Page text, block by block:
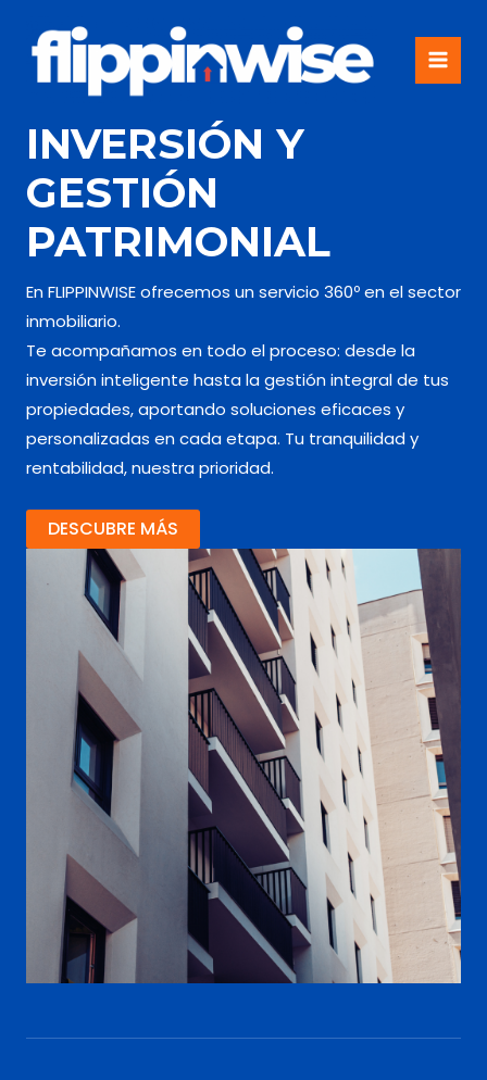
MAIN
INVERSIÓN Y
GESTIÓN
PATRIMONIAL
En FLIPPINWISE ofrecemos un servicio 360º en el sector
inmobiliario.
Te acompañamos en todo el proceso: desde la
inversión inteligente hasta la gestión integral de tus
propiedades, aportando soluciones eficaces y
personalizadas en cada etapa. Tu tranquilidad y
rentabilidad, nuestra prioridad.
DESCUBRE MÁS